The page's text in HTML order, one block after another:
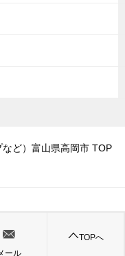
ど）富山県高岡市 TOP
など）富山県高岡市
ール
TOPへ